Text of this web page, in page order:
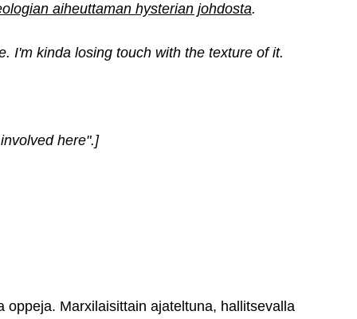
aiheuttaman hysterian johdosta.
I'm kinda losing touch with the texture of it.
here".]
oppeja. Marxilaisittain ajateltuna, hallitsevalla